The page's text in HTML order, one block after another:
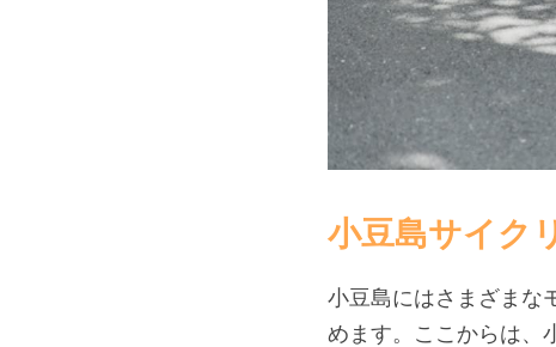
小豆島サイク
小豆島にはさまざまな
めます。ここからは、